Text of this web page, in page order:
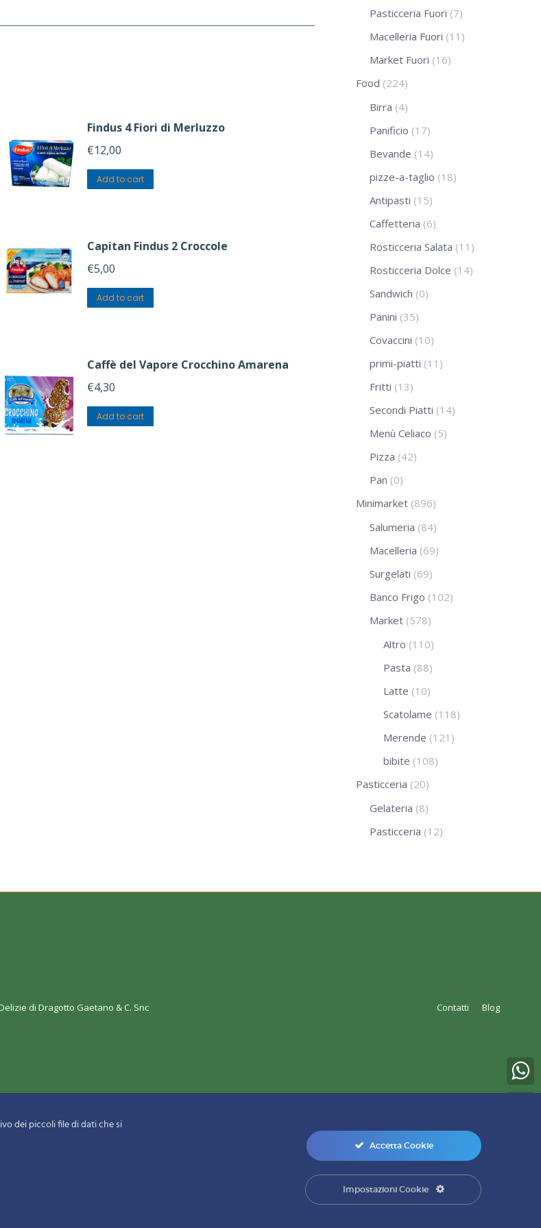
Findus 4 Fiori di Merluzzo
€12,00
Add to cart
Capitan Findus 2 Croccole
€5,00
Add to cart
Caffè del Vapore Crocchino Amarena
€4,30
Add to cart
Pasticceria Fuori (7)
Macelleria Fuori (11)
Market Fuori (16)
Food (224)
Birra (4)
Panificio (17)
Bevande (14)
pizze-a-taglio (18)
Antipasti (15)
Caffetteria (6)
Rosticceria Salata (11)
Rosticceria Dolce (14)
Sandwich (0)
Panini (35)
Covaccini (10)
primi-piatti (11)
Fritti (13)
Secondi Piatti (14)
Menù Celiaco (5)
Pizza (42)
Pan (0)
Minimarket (896)
Salumeria (84)
Macelleria (69)
Surgelati (69)
Banco Frigo (102)
Market (578)
Altro (110)
Pasta (88)
Latte (10)
Scatolame (118)
Merende (121)
bibite (108)
Pasticceria (20)
Gelateria (8)
Pasticceria (12)
di Dragotto Gaetano & C. Snc Contatti Blog
dei piccoli file di dati che si
Accetta Cookie
Impostazioni Cookie